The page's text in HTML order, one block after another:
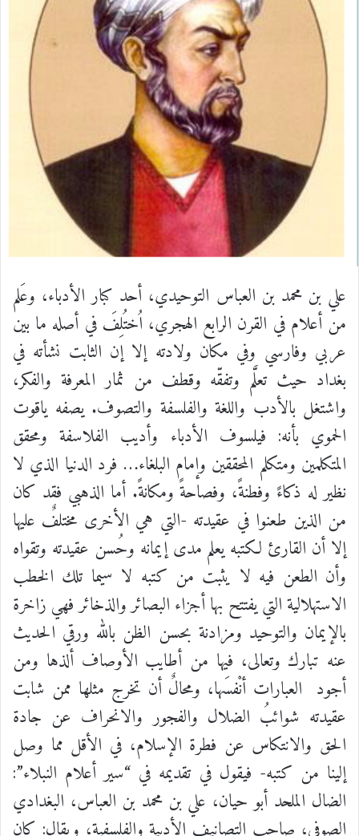
علي بن محمد بن العباس التوحيدي، أحد كبار الأدباء، وعَلم
من أعلام في القرن الرابع الهجري، اُختُلِفَ في أصله ما بين
عربي وفارسي وفي مكان ولادته إلا إن الثابت نشأته في
بغداد حيث تعلَّم وتفقّه وقطف من ثمار المعرفة والفكر،
واشتغل بالأدب واللغة والفلسفة والتصوف. يصفه ياقوت
الحموي بأنه: فيلسوف الأدباء وأديب الفلاسفة ومحقق
المتكلمين ومتكلم المحققين وإمام البلغاء… فرد الدنيا الذي لا
نظير له ذكاءً وفطنةً، وفصاحةً ومكانةً. أما الذهبي فقد كان
من الذين طعنوا في عقيدته -التي هي الأخرى مختلفٌ عليها
إلا أن القارئ لكتبه يعلم مدى إيمانه وحُسن عقيدته وتقواه
وأن الطعن فيه لا يثبت من كتبه لا سيما تلك الخطب
الاستهلالية التي يفتتح بها أجزاء البصائر والذخائر فهي زاخرة
بالإيمان والتوحيد ومزادنة بحسن الظن بالله ورقي الحديث
عنه تبارك وتعالى، فيها من أطايب الأوصاف ألذها ومن
أجود العبارات أنْفسَها، ومحالٌ أن تخرج مثلها ممن شابت
عقيدته شوائبُ الضلال والفجور والانحراف عن جادة
الحق والانتكاس عن فطرة الإسلام، في الأقل مما وصل
إلينا من كتبه- فيقول في تقديمه في “سير أعلام النبلاء”:
الضال الملحد أبو حيان، علي بن محمد بن العباس، البغدادي